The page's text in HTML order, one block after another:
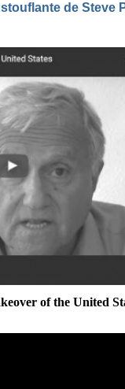
de Steve
of the United